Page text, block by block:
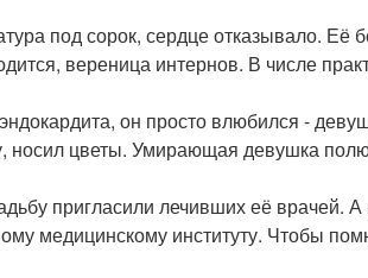
под сорок, сердце отказывало. Её
вереница интернов. В числе
он просто влюбился -
носил цветы. Умирающая девушка
пригласили лечивших её врачей. А
медицинскому институту. Чтобы